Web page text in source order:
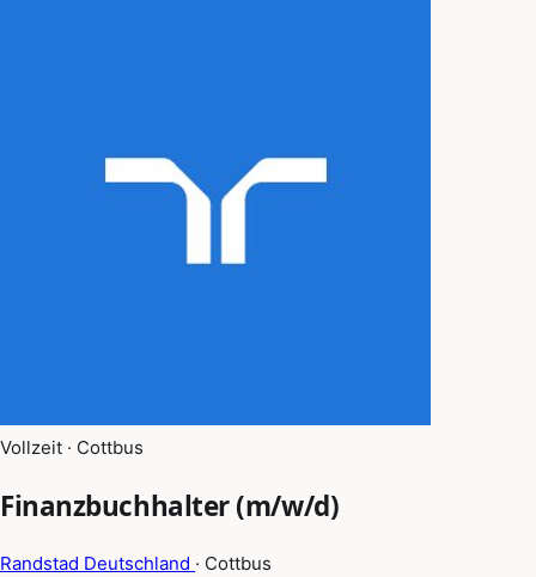
Vollzeit · Cottbus
Finanzbuchhalter (m/w/d)
Randstad Deutschland · Cottbus